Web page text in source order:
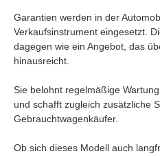
Garantien werden in der
Verkaufsinstrument eingesetzt.
dagegen wie ein Angebot, das
hinausreicht.
Sie belohnt regelmäßige
und schafft zugleich zusätzliche
Gebrauchtwagenkäufer.
Ob sich dieses Modell auch